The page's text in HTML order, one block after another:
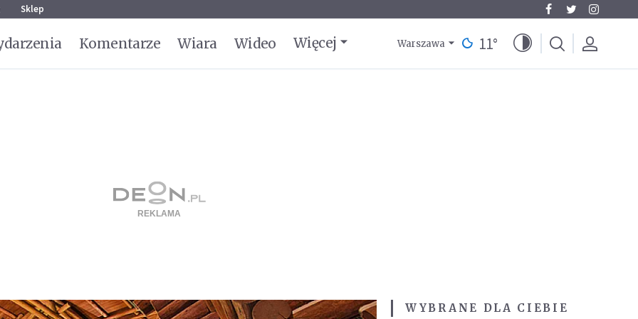
Sklep
Komentarze Wiara Wideo Więcej Warszawa 11°
WYBRANE DLA CIEBIE